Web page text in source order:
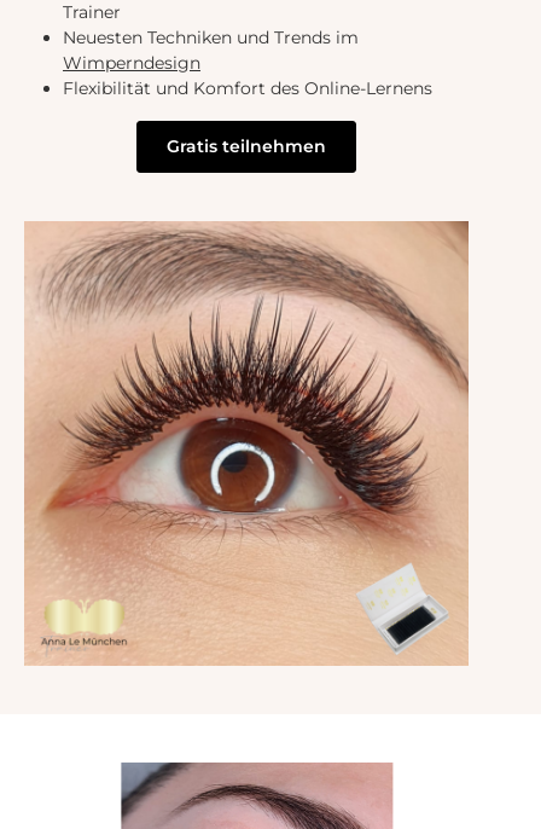
Trainer
Neuesten Techniken und Trends im
Wimperndesign
Flexibilität und Komfort des Online-Lernens
Gratis teilnehmen